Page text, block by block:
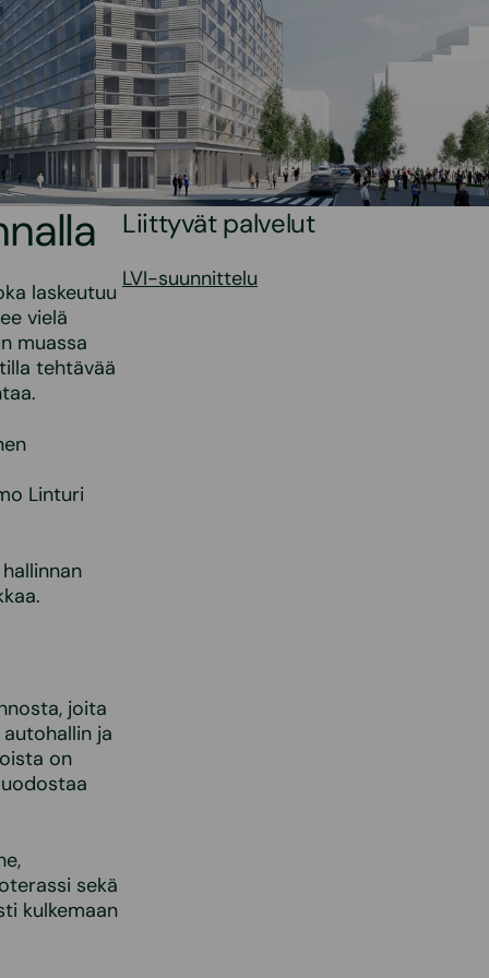
laskeutuu
vielä
muassa
tehtävää
Linturi
joita
ja
on
sekä
kulkemaan
Liittyvät palvelut
LVI-suunnittelu